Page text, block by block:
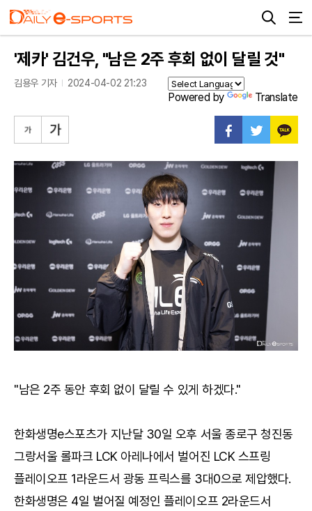
'제카' 김건우, "남은 2주 후회 없이 달릴 것"
김용우 기자 2024-04-02 21:23
Powered by Translate
"남은 2주 동안 후회 없이 달릴 수 있게 하겠다."
한화생명e스포츠가 지난달 30일 오후 서울 종로구 청진동
그랑서울 롤파크 LCK 아레나에서 벌어진 LCK 스프링
플레이오프 1라운드서 광동 프릭스를 3대0으로 제압했다.
한화생명은 4일 벌어질 예정인 플레이오프 2라운드서